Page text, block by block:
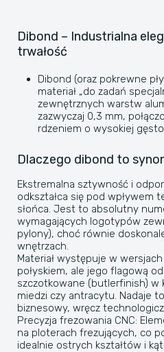
Dibond – Industrialna
trwałość
​Dibond (oraz pokrewne
materiał „do zadań
zewnętrznych warstw
zazwyczaj 0,3 mm,
rdzeniem o wysokiej
Dlaczego dibond to
Ekstremalna sztywność i
odkształca się pod wpływem
słońca. Jest to absolutny
wymagających logotypów
pylony), choć równie
wnętrzach.
Materiał występuje w
połyskiem, ale jego flagową
szczotkowane (butlerfinish) w
miedzi czy antracytu. Nadaje
biznesowy, wręcz
​Precyzja frezowania CNC:
na ploterach frezujących, co
idealnie ostrych kształtów i